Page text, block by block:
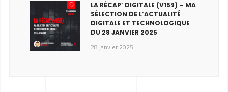
LA RÉCAP’ DIGITALE (V159) – MA
SÉLECTION DE L’ACTUALITÉ
DIGITALE ET TECHNOLOGIQUE
DU 28 JANVIER 2025
28 janvier 2025